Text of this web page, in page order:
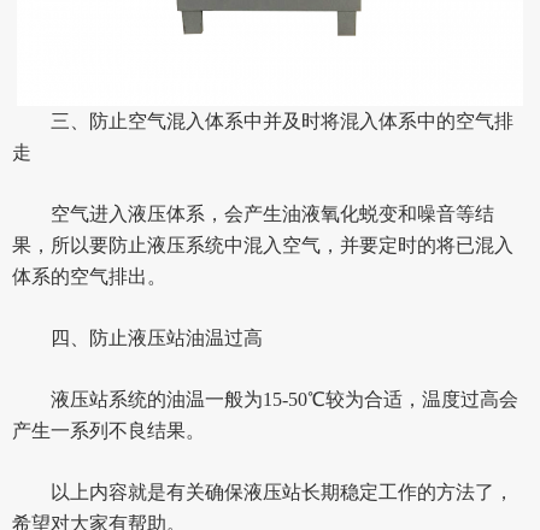
三、防止空气混入体系中并及时将混入体系中的空气排
走
空气进入液压体系，会产生油液氧化蜕变和噪音等结
果，所以要防止液压系统中混入空气，并要定时的将已混入
体系的空气排出。
四、防止液压站油温过高
液压站系统的油温一般为15-50℃较为合适，温度过高会
产生一系列不良结果。
以上内容就是有关确保液压站长期稳定工作的方法了，
希望对大家有帮助。